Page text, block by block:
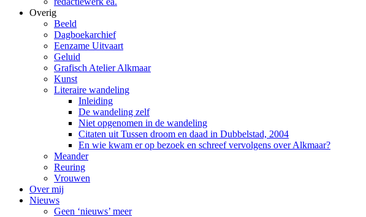
Overig
Beeld
Dagboekarchief
Eenzame Uitvaart
Geluid
Grafisch Atelier Alkmaar
Kunst
Literaire wandeling
Inleiding
De wandeling zelf
Niet opgenomen in de wandeling
Citaten uit Tussen droom en daad in Dubbelstad, 2004
En wie kwam er op bezoek en schreef vervolgens over Alkmaar?
Meander
Reuring
Vrouwen
Over mij
Nieuws
Geen ‘nieuws’ meer